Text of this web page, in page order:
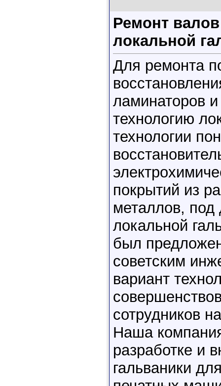
Ремонт
локальной
Для ремонта
ламинаторов
технологию
технологии
покрытий из
металлов, под
локальной
был
советским
вариант
сотрудников
Наша
разработке и
гальваники